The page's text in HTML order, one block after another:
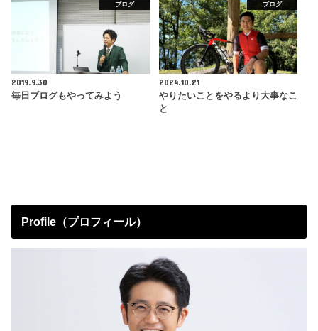
ブログ
2019.9.30
毎日ブログもやってみよう
ブログ
2024.10.21
やりたいことをやるより大事なこ
と
Profile（プロフィール）